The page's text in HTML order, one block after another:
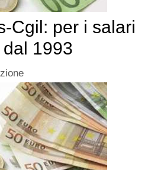
Cgil: per i salari
1993